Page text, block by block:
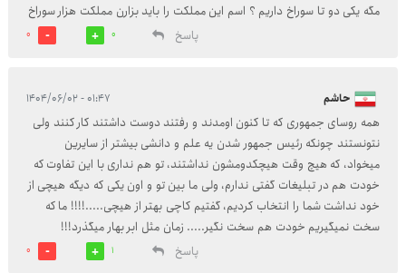
مگه یکی دو تا سوراخ داریم ؟ اسم این مملکت را باید بزارن مملکت هزار سوراخ
پاسخ
0
0
حاشم ۰۱:۴۷ - ۱۴۰۴/۰۶/۰۲
همه روسای جمهوری که تا کنون اومدند و رفتند دوست داشتند کار کنند ولی
نتونستند چونکه رئیس جمهور شدن یه علم و دانشی بیشتر از سایرین
میخواد، که هیچ وقت هیچکدومشون نداشتند، تو هم نداری با این تفاوت که
خودت هم در تبلیغات گفتی ندارم، ولی ما بین تو و اون یکی که دیگه هیچی از
خود نداشت شما را انتخاب کردیم، گفتیم کاچی بهتر از هیچی.....!!!! ما که
سخت نمیگیریم خودت هم سخت نگیر..... زمان مثل ابر بهار میگذرد!!!
پاسخ
1
0